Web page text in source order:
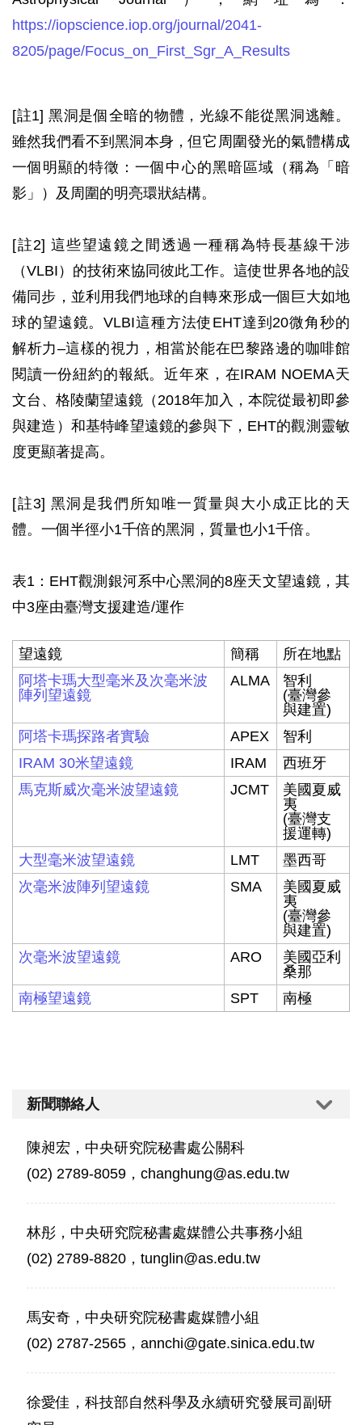
https://iopscience.iop.org/journal/2041-
8205/page/Focus_on_First_Sgr_A_Results
[註1] 黑洞是個全暗的物體，光線不能從黑洞逃離。
雖然我們看不到黑洞本身，但它周圍發光的氣體構成
一個明顯的特徵：一個中心的黑暗區域（稱為「暗
影」）及周圍的明亮環狀結構。
[註2] 這些望遠鏡之間透過一種稱為特長基線干涉
（VLBI）的技術來協同彼此工作。這使世界各地的設
備同步，並利用我們地球的自轉來形成一個巨大如地
球的望遠鏡。VLBI這種方法使EHT達到20微角秒的
解析力–這樣的視力，相當於能在巴黎路邊的咖啡館
閱讀一份紐約的報紙。近年來，在IRAM NOEMA天
文台、格陵蘭望遠鏡（2018年加入，本院從最初即參
與建造）和基特峰望遠鏡的參與下，EHT的觀測靈敏
度更顯著提高。
[註3] 黑洞是我們所知唯一質量與大小成正比的天
體。一個半徑小1千倍的黑洞，質量也小1千倍。
表1：EHT觀測銀河系中心黑洞的8座天文望遠鏡，其
中3座由臺灣支援建造/運作
望遠鏡 簡稱
所在地點
阿塔卡瑪大型毫米及次毫米波
陣列望遠鏡
ALMA
智利
(臺灣參
與建置)
阿塔卡瑪探路者實驗
APEX
智利
IRAM 30米望遠鏡
IRAM
西班牙
馬克斯威次毫米波望遠鏡
JCMT
美國夏威
夷
(臺灣支
援運轉)
大型毫米波望遠鏡
LMT
墨西哥
次毫米波陣列望遠鏡
SMA
美國夏威
夷
(臺灣參
與建置)
次毫米波望遠鏡
ARO
美國亞利
桑那
南極望遠鏡
SPT 南極
新聞聯絡人
陳昶宏，中央研究院秘書處公關科
(02) 2789-8059，changhung@as.edu.tw
林彤，中央研究院秘書處媒體公共事務小組
(02) 2789-8820，tunglin@as.edu.tw
馬安奇，中央研究院秘書處媒體小組
(02) 2787-2565，annchi@gate.sinica.edu.tw
徐愛佳，科技部自然科學及永續研究發展司副研